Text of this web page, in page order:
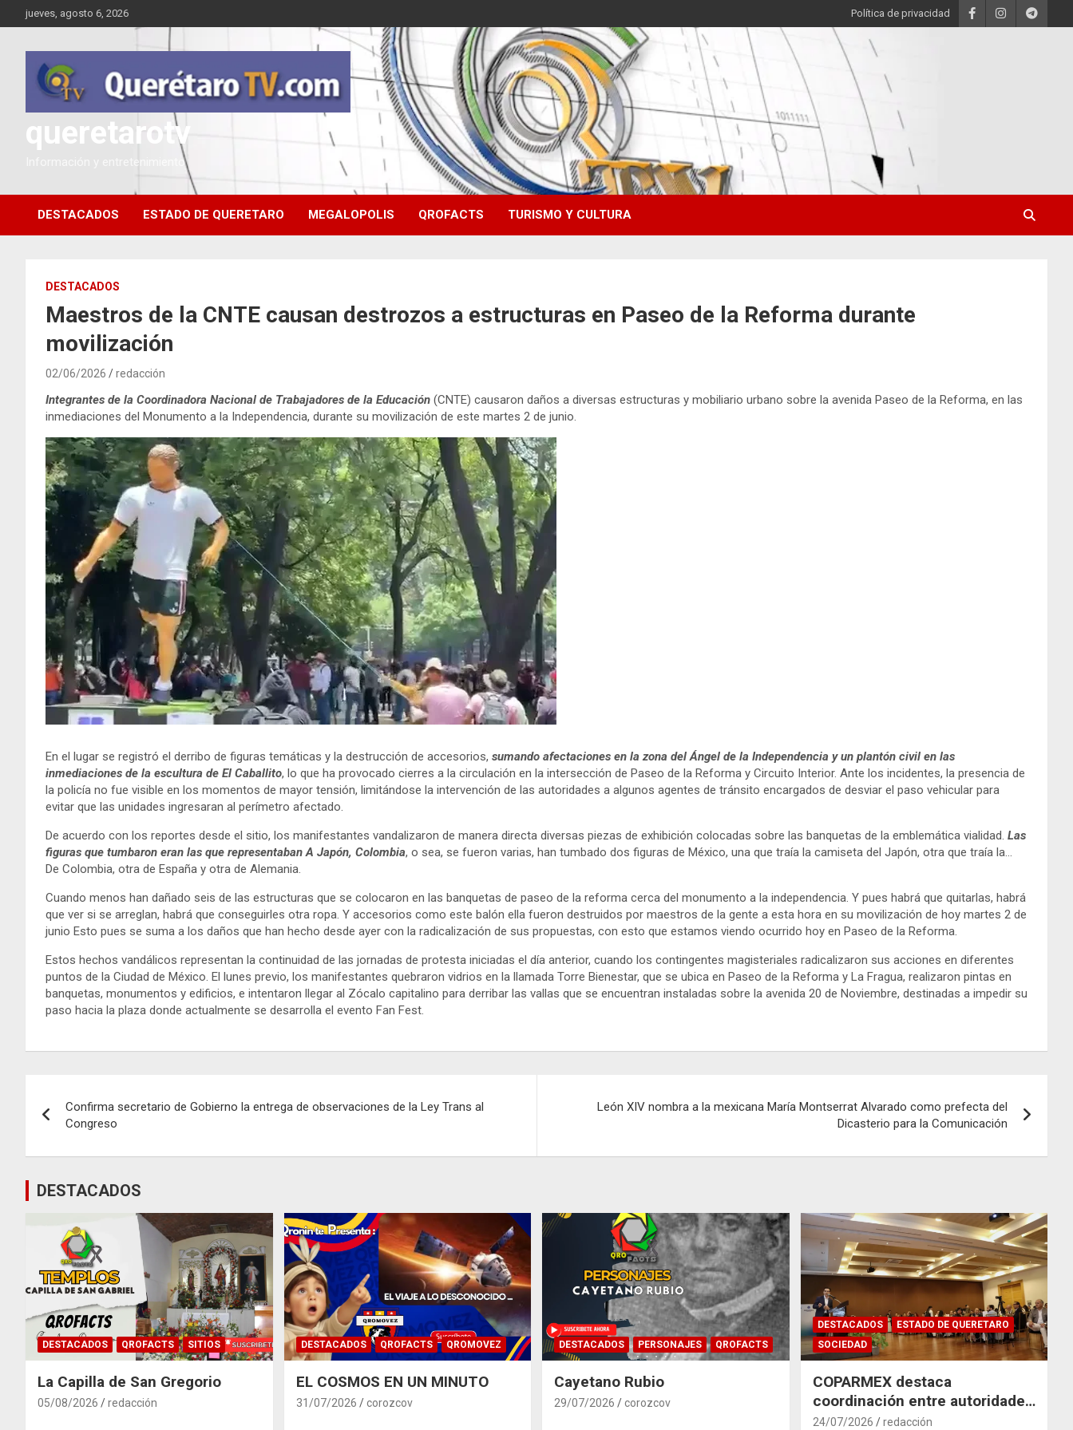
Saltar
al
jueves, agosto 6, 2026 Política de privacidad
queretarotv
Información y entretenimiento
DESTACADOS ESTADO DE QUERETARO MEGALOPOLIS QROFACTS TURISMO Y CULTURA
DESTACADOS
Maestros de la CNTE causan destrozos a estructuras en Paseo de la Reforma durante
movilización
02/06/2026 redacción
Integrantes de la Coordinadora Nacional de Trabajadores de la Educación (CNTE) causaron daños a diversas estructuras y mobiliario urbano sobre la avenida Paseo de la Reforma, en las
inmediaciones del Monumento a la Independencia, durante su movilización de este martes 2 de junio.
En el lugar se registró el derribo de figuras temáticas y la destrucción de accesorios, sumando afectaciones en la zona del Ángel de la Independencia y un plantón civil en las
inmediaciones de la escultura de El Caballito, lo que ha provocado cierres a la circulación en la intersección de Paseo de la Reforma y Circuito Interior. Ante los incidentes, la presencia de
la policía no fue visible en los momentos de mayor tensión, limitándose la intervención de las autoridades a algunos agentes de tránsito encargados de desviar el paso vehicular para
evitar que las unidades ingresaran al perímetro afectado.
De acuerdo con los reportes desde el sitio, los manifestantes vandalizaron de manera directa diversas piezas de exhibición colocadas sobre las banquetas de la emblemática vialidad. Las
figuras que tumbaron eran las que representaban A Japón, Colombia, o sea, se fueron varias, han tumbado dos figuras de México, una que traía la camiseta del Japón, otra que traía la…
De Colombia, otra de España y otra de Alemania.
Cuando menos han dañado seis de las estructuras que se colocaron en las banquetas de paseo de la reforma cerca del monumento a la independencia. Y pues habrá que quitarlas, habrá
que ver si se arreglan, habrá que conseguirles otra ropa. Y accesorios como este balón ella fueron destruidos por maestros de la gente a esta hora en su movilización de hoy martes 2 de
junio Esto pues se suma a los daños que han hecho desde ayer con la radicalización de sus propuestas, con esto que estamos viendo ocurrido hoy en Paseo de la Reforma.
Estos hechos vandálicos representan la continuidad de las jornadas de protesta iniciadas el día anterior, cuando los contingentes magisteriales radicalizaron sus acciones en diferentes
puntos de la Ciudad de México. El lunes previo, los manifestantes quebraron vidrios en la llamada Torre Bienestar, que se ubica en Paseo de la Reforma y La Fragua, realizaron pintas en
banquetas, monumentos y edificios, e intentaron llegar al Zócalo capitalino para derribar las vallas que se encuentran instaladas sobre la avenida 20 de Noviembre, destinadas a impedir su
paso hacia la plaza donde actualmente se desarrolla el evento Fan Fest.
de
entradas
Confirma secretario de Gobierno la entrega de observaciones de la Ley Trans al
Congreso
León XIV nombra a la mexicana María Montserrat Alvarado como prefecta del
Dicasterio para la Comunicación
DESTACADOS
DESTACADOS QROFACTS SITIOS
La Capilla de San Gregorio
05/08/2026 redacción
DESTACADOS QROFACTS QROMOVEZ
EL COSMOS EN UN MINUTO
31/07/2026 corozcov
DESTACADOS PERSONAJES QROFACTS
Cayetano Rubio
29/07/2026 corozcov
DESTACADOS
ESTADO DE QUERETARO
SOCIEDAD
COPARMEX destaca
coordinación entre autoridades
y empresas para mitigar el
24/07/2026 redacción